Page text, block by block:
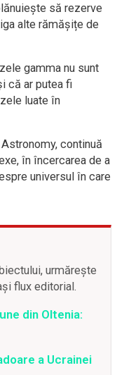
să rezerve
alte rămășițe de
gamma nu sunt
că ar putea fi
luate în
continuă
în încercarea de a
universul în care
urmărește
flux editorial.
din Oltenia:
a Ucrainei